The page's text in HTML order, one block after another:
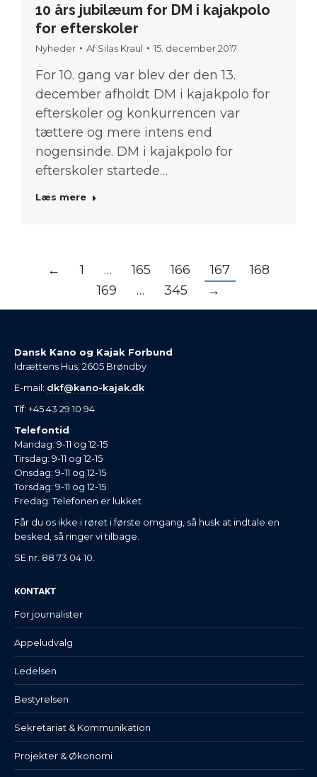
10 års jubilæum for DM i kajakpolo
for efterskoler
Nyheder AfSilas Kraul 15. december 2017
For 10. gang var blev der den 13.
december afholdt DM i kajakpolo for
efterskoler og konkurrencen var
tættere og mere intens end
nogensinde. DM i kajakpolo for
efterskoler startede…
Læs mere
← 1 … 165 166 167
168
169
… 345 →
Dansk Kano og Kajak Forbund
Idrættens Hus, 2605 Brøndby
E-mail: dkf@kano-kajak.dk
Tlf: +45 43 29 10 94
Telefontid
Mandag: 9-11 og 12-15
Tirsdag: 9-11 og 12-15
Onsdag: 9-11 og 12-15
Torsdag: 9-11 og 12-15
Fredag: Telefonen er lukket
Får du os ikke i røret i første omgang, så husk at indtale en
besked, så ringer vi tilbage.
SE nr. 88 73 04 10.
KONTAKT
For journalister
Appeludvalg
Ledelsen
Bestyrelsen
Sekretariat & Kommunikation
Projekter & Økonomi